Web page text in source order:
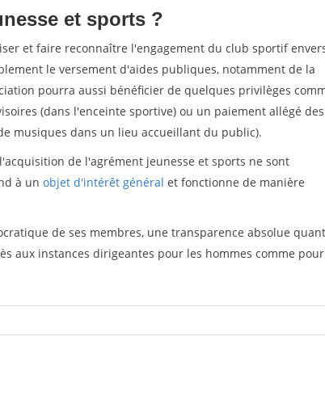
et sports ?
et faire reconnaître l'engagement du club sportif
le versement d'aides publiques, notamment de la
pourra aussi bénéficier de quelques privilèges
(dans l'enceinte sportive) ou un paiement allégé des
musiques dans un lieu accueillant du public).
de l'agrément jeunesse et sports ne sont
à un objet d'intérêt général et fonctionne de manière
de ses membres, une transparence absolue
aux instances dirigeantes pour les hommes comme pour